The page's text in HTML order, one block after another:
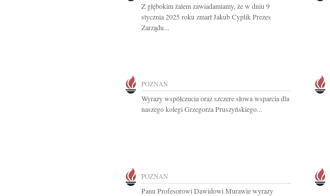
Z głębokim żalem zawiadamiamy, że w dniu 9
stycznia 2025 roku zmarł Jakub Cyplik Prezes
Zarządu...
POZNAŃ
Wyrazy współczucia oraz szczere słowa wsparcia dla
naszego kolegi Grzegorza Pruszyńskiego...
POZNAŃ
Panu Profesorowi Dawidowi Murawie wyrazy